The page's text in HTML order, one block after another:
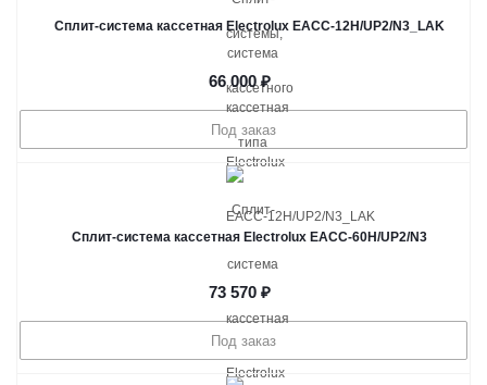
Сплит-система кассетная Electrolux EACС-12H/UP2/N3_LAK
66 000₽
Под заказ
Сплит-система кассетная Electrolux EACС-60H/UP2/N3
73 570 ₽
Под заказ